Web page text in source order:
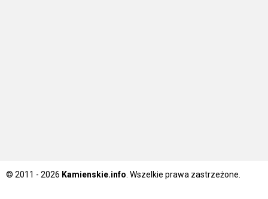
© 2011 - 2026 Kamienskie.info . Wszelkie prawa zastrzeżone.